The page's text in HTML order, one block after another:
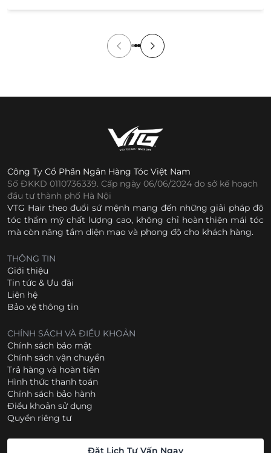
Công Ty Cổ Phần Ngân Hàng Tóc Việt Nam
Số ĐKKD 0110736339. Cấp ngày 06/06/2024 do sở kế hoạch
đầu tư thành phố Hà Nội
VTG Hair theo đuổi sứ mệnh mang đến những giải pháp độ
tóc thẩm mỹ chất lượng cao, không chỉ hoàn thiện mái tóc
mà còn nâng tầm diện mạo và phong độ cho khách hàng.
THÔNG TIN
Giới thiệu
Tin tức & Ưu đãi
Liên hệ
Bảo vệ thông tin
CHÍNH SÁCH VÀ ĐIỀU KHOẢN
Chính sách bảo mật
Chính sách vận chuyển
Trả hàng và hoàn tiền
Hình thức thanh toán
Chính sách bảo hành
Điều khoản sử dụng
Quyền riêng tư
Đặt Lịch Tư Vấn Ngay